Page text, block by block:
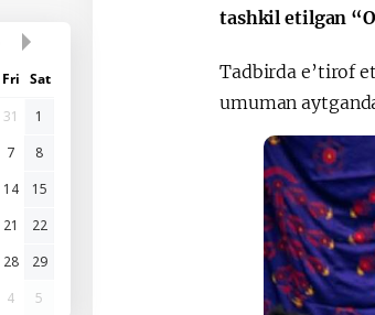
Fri Sat
31
1
7
8
14
15
21
22
28
29
4 5
tashkil etilgan
Tadbirda e’tirof
umuman